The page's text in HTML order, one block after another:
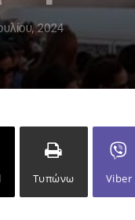
2024
Τυπώνω Viber